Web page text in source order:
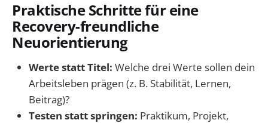
Praktische Schritte für eine
Recovery-freundliche
Neuorientierung
Werte statt Titel: Welche drei Werte sollen dein
Arbeitsleben prägen (z. B. Stabilität, Lernen,
Beitrag)?
Testen statt springen: Praktikum, Projekt,